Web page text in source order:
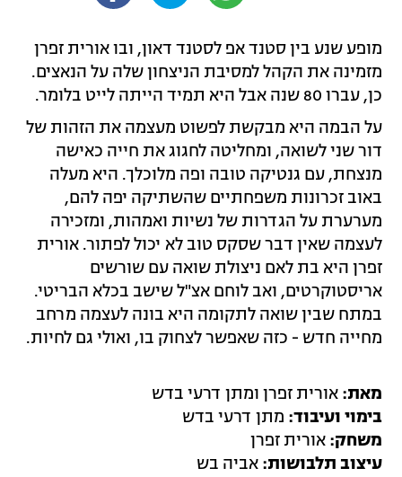
מופע שנע בין סטנד אפ לסטנד דאון, ובו אורית זפרן
מזמינה את הקהל למסיבת הניצחון שלה על הנאצים.
כן, עברו 80 שנה אבל היא תמיד הייתה לייט בלומר.
על הבמה היא מבקשת לפשוט מעצמה את הזהות של
דור שני לשואה, ומחליטה לחגוג את חייה כאישה
מנצחת, עם גנטיקה טובה ופה מלוכלך. היא מעלה
באוב זכרונות משפחתיים שהשתיקה יפה להם,
מערערת על הגדרות של נשיות ואמהות, ומזכירה
לעצמה שאין דבר שסקס טוב לא יכול לפתור. אורית
זפרן היא בת לאם ניצולת שואה עם שורשים
אריסטוקרטים, ואב לוחם אצ"ל שישב בכלא הבריטי.
במתח שבין שואה לתקומה היא בונה לעצמה מרחב
מחייה חדש - כזה שאפשר לצחוק בו, ואולי גם לחיות.
מאת:אורית זפרן ומתן דרעי בדש
בימוי ועיבוד: מתן דרעי בדש
משחק: אורית זפרן
עיצוב תלבושות: אביה בש